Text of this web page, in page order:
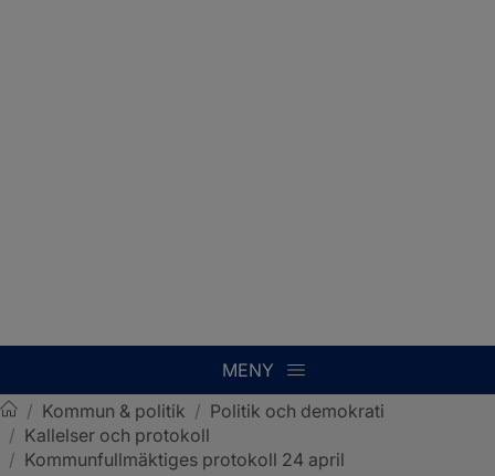
MENY
Sotenäs kommun
/ Kommun & politik / Politik och demokrati
/ Kallelser och protokoll
/ Kommunfullmäktiges protokoll 24 april